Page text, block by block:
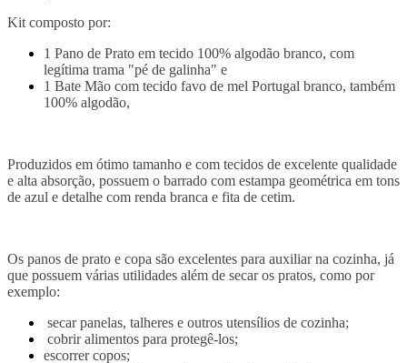
Kit composto por:
1 Pano de Prato em tecido 100% algodão branco, com
legítima trama "pé de galinha" e
1 Bate Mão com tecido favo de mel Portugal branco, também
100% algodão,
Produzidos em ótimo tamanho e com tecidos de excelente qualidade
e alta absorção, possuem o barrado com estampa geométrica em tons
de azul e detalhe com renda branca e fita de cetim.
Os panos de prato e copa são excelentes para auxiliar na cozinha, já
que possuem várias utilidades além de secar os pratos, como por
exemplo:
secar panelas, talheres e outros utensílios de cozinha;
cobrir alimentos para protegê-los;
escorrer copos;